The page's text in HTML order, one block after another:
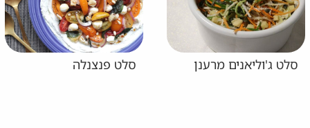
סלט ג'וליאנים מרענן סלט פנצנלה